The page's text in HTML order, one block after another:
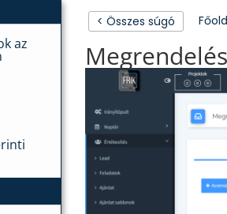
az
< Összes súgó
Megrendelés